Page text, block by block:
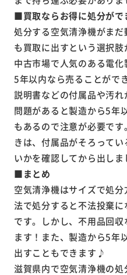
■買取ならお得に処分がで
処分する空気清浄機がま
も買取に出すという選択肢
中古市場で人気のある電
5年以内なら売ることがで
説明書などの付属品や汚
問題があると製造から5年
もあるので注意が必要で
きは、付属品がそろって
いかを確認してから出しま
■まとめ
空気清浄機はサイズで処
法で処分すると不法投棄
です。しかし、不用品回
ます！また、製造から5年
出すこともできます♪
滋賀県内で空気清浄機の